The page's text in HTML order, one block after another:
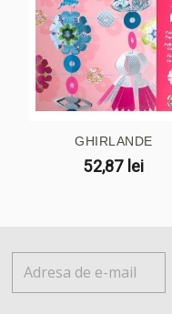
GHIRLANDE
52,87 lei